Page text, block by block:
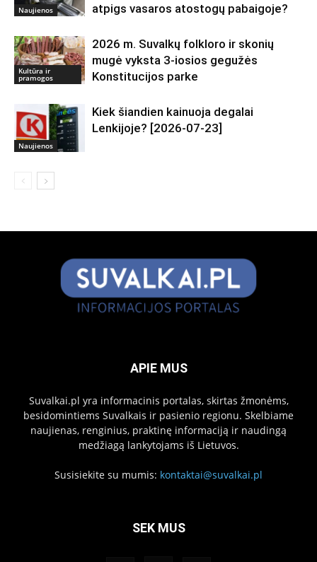
Naujienos
atpigs vasaros atostogų pabaigoje?
Kultūra ir
pramogos
2026 m. Suvalkų folkloro ir skonių
mugė vyksta 3-iosios gegužės
Konstitucijos parke
Naujienos
Kiek šiandien kainuoja degalai
Lenkijoje? [2026-07-23]
APIE MUS
Suvalkai.pl yra informacinis portalas, skirtas žmonėms,
besidomintiems Suvalkais ir pasienio regionu. Skelbiame
naujienas, renginius, praktinę informaciją ir naudingą
medžiagą lankytojams iš Lietuvos.
Susisiekite su mumis: kontaktai@suvalkai.pl
SEK MUS